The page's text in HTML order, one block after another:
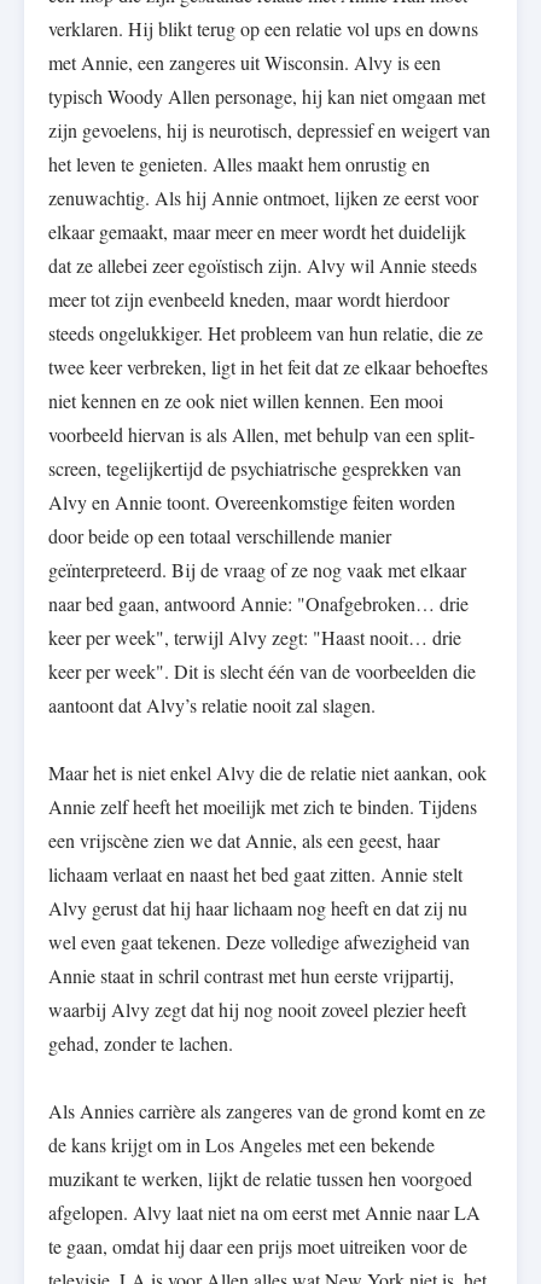
verklaren. Hij blikt terug op een relatie vol ups en downs
met Annie, een zangeres uit Wisconsin. Alvy is een
typisch Woody Allen personage, hij kan niet omgaan met
zijn gevoelens, hij is neurotisch, depressief en weigert van
het leven te genieten. Alles maakt hem onrustig en
zenuwachtig. Als hij Annie ontmoet, lijken ze eerst voor
elkaar gemaakt, maar meer en meer wordt het duidelijk
dat ze allebei zeer egoïstisch zijn. Alvy wil Annie steeds
meer tot zijn evenbeeld kneden, maar wordt hierdoor
steeds ongelukkiger. Het probleem van hun relatie, die ze
twee keer verbreken, ligt in het feit dat ze elkaar behoeftes
niet kennen en ze ook niet willen kennen. Een mooi
voorbeeld hiervan is als Allen, met behulp van een split-
screen, tegelijkertijd de psychiatrische gesprekken van
Alvy en Annie toont. Overeenkomstige feiten worden
door beide op een totaal verschillende manier
geïnterpreteerd. Bij de vraag of ze nog vaak met elkaar
naar bed gaan, antwoord Annie: "Onafgebroken… drie
keer per week", terwijl Alvy zegt: "Haast nooit… drie
keer per week". Dit is slecht één van de voorbeelden die
aantoont dat Alvy’s relatie nooit zal slagen.
Maar het is niet enkel Alvy die de relatie niet aankan, ook
Annie zelf heeft het moeilijk met zich te binden. Tijdens
een vrijscène zien we dat Annie, als een geest, haar
lichaam verlaat en naast het bed gaat zitten. Annie stelt
Alvy gerust dat hij haar lichaam nog heeft en dat zij nu
wel even gaat tekenen. Deze volledige afwezigheid van
Annie staat in schril contrast met hun eerste vrijpartij,
waarbij Alvy zegt dat hij nog nooit zoveel plezier heeft
gehad, zonder te lachen.
Als Annies carrière als zangeres van de grond komt en ze
de kans krijgt om in Los Angeles met een bekende
muzikant te werken, lijkt de relatie tussen hen voorgoed
afgelopen. Alvy laat niet na om eerst met Annie naar LA
te gaan, omdat hij daar een prijs moet uitreiken voor de